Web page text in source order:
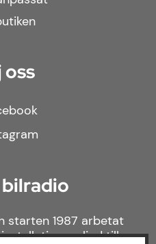
oss
bilradio
starten 1987 arbetat
av ljud till